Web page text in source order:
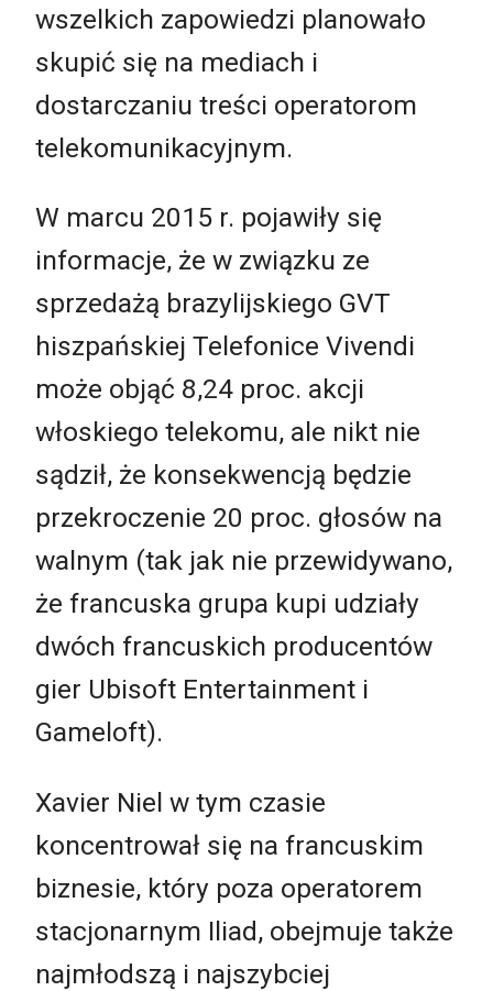
wszelkich zapowiedzi planowało
skupić się na mediach i
dostarczaniu treści operatorom
telekomunikacyjnym.
W marcu 2015 r. pojawiły się
informacje, że w związku ze
sprzedażą brazylijskiego GVT
hiszpańskiej Telefonice Vivendi
może objąć 8,24 proc. akcji
włoskiego telekomu, ale nikt nie
sądził, że konsekwencją będzie
przekroczenie 20 proc. głosów na
walnym (tak jak nie przewidywano,
że francuska grupa kupi udziały
dwóch francuskich producentów
gier Ubisoft Entertainment i
Gameloft).
Xavier Niel w tym czasie
koncentrował się na francuskim
biznesie, który poza operatorem
stacjonarnym Iliad, obejmuje także
najmłodszą i najszybciej